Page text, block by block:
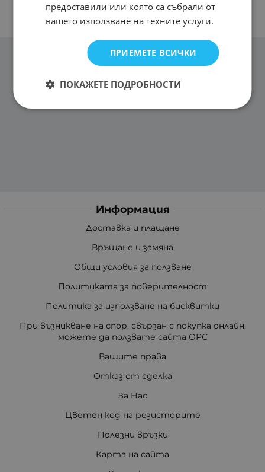
Информация
Доставка и плащане
Връщане и замяна
Общи условия за ползване
Политиката за поверителност
Политика за използване на бисквитки
При възникване на спор, свързан с покупка онлайн,
можете да ползвате сайта ОРС
Вашите права
Отказ от сделка
За Нас
Цветен код на резисторите
Полезни връзки
Карта на сайта
предоставили или която са събрали от
вашето използване на техните услуги.
ПРИЕМЕТЕ ВСИЧКИ
ПОКАЖЕТЕ ПОДРОБНОСТИ